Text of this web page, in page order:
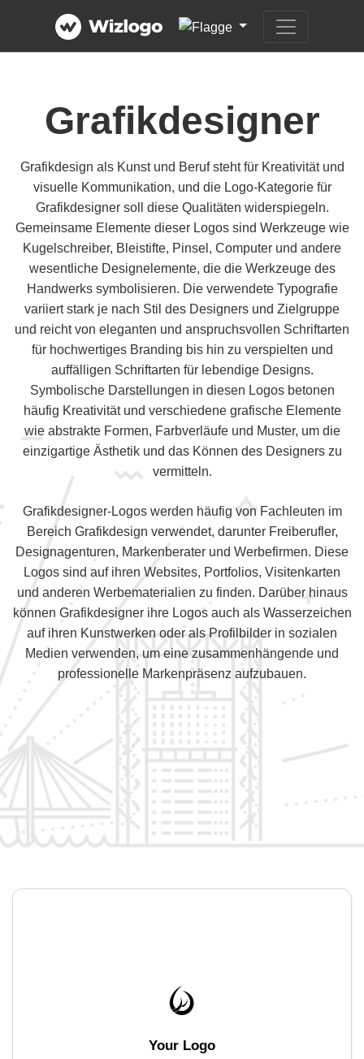
Grafikdesigner
Grafikdesign als Kunst und Beruf steht für Kreativität und
visuelle Kommunikation, und die Logo-Kategorie für
Grafikdesigner soll diese Qualitäten widerspiegeln.
Gemeinsame Elemente dieser Logos sind Werkzeuge wie
Kugelschreiber, Bleistifte, Pinsel, Computer und andere
wesentliche Designelemente, die die Werkzeuge des
Handwerks symbolisieren. Die verwendete Typografie
variiert stark je nach Stil des Designers und Zielgruppe
und reicht von eleganten und anspruchsvollen Schriftarten
für hochwertiges Branding bis hin zu verspielten und
auffälligen Schriftarten für lebendige Designs.
Symbolische Darstellungen in diesen Logos betonen
häufig Kreativität und verschiedene grafische Elemente
wie abstrakte Formen, Farbverläufe und Muster, um die
einzigartige Ästhetik und das Können des Designers zu
vermitteln.
Grafikdesigner-Logos werden häufig von Fachleuten im
Bereich Grafikdesign verwendet, darunter Freiberufler,
Designagenturen, Markenberater und Werbefirmen. Diese
Logos sind auf ihren Websites, Portfolios, Visitenkarten
und anderen Werbematerialien zu finden. Darüber hinaus
können Grafikdesigner ihre Logos auch als Wasserzeichen
auf ihren Kunstwerken oder als Profilbilder in sozialen
Medien verwenden, um eine zusammenhängende und
professionelle Markenpräsenz aufzubauen.
Your Logo